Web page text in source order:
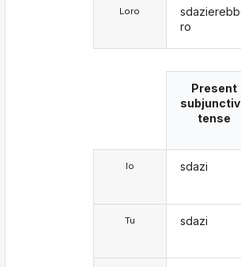
Loro
ro
Io
Tu
Present
tense
sdazi
sdazi